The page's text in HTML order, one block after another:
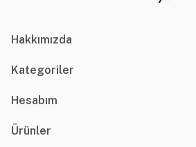
Hakkımızda
Kategoriler
Hesabım
Ürünler